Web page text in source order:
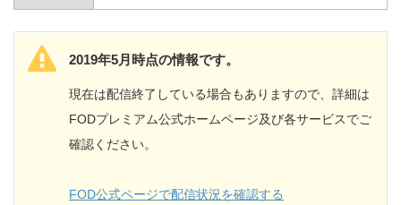
2019年5月時点の情報です。
現在は配信終了している場合もありますので、詳細は
FODプレミアム公式ホームページ及び各サービスでご
確認ください。
FOD公式ページで配信状況を確認する